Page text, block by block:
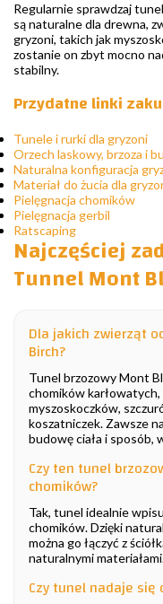
Regularnie sprawdzaj
są naturalne dla drewna,
gryzoni, takich jak
zostanie on zbyt mocno
stabilny.
Przydatne linki
Tunele i rurki dla gryzoni
Orzech laskowy, brzoza i
Naturalna konfiguracja
Materiał do żucia dla
Pielęgnacja chomików
Pielęgnacja gerbil
Ratscaping
Najczęściej
Tunnel Mont
Dla jakich zwierząt
Birch?
Tunel brzozowy Mont
chomików
myszoskoczków,
koszatniczek. Zawsze
budowę ciała i sposób,
Czy ten tunel
chomików?
Tak, tunel idealnie
chomików. Dzięki
można go łączyć z
naturalnymi
Czy tunel nadaje się